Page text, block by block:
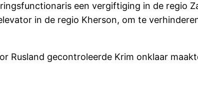
een vergiftiging in de regio
in de regio Kherson, om te
Rusland gecontroleerde Krim onklaar